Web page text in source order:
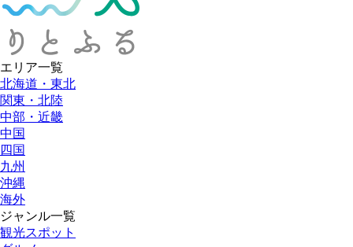
エリア一覧
北海道・東北
関東・北陸
中部・近畿
中国
四国
九州
沖縄
海外
ジャンル一覧
観光スポット